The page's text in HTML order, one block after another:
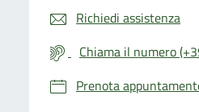
Richiedi assistenza
Chiama il numero
Prenota